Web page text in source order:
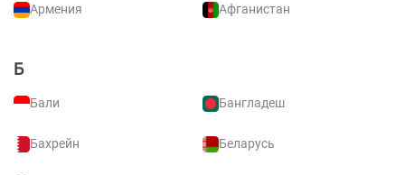
Армения Афганистан
Б
Бали Бангладеш
Бахрейн Беларусь